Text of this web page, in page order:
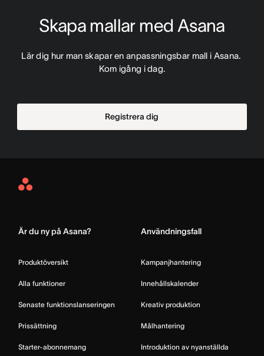
Skapa mallar med Asana
Lär dig hur man skapar en anpassningsbar mall i Asana.
Kom igång i dag.
Registrera dig
Asana
Är du ny på Asana?
Produktöversikt
Alla funktioner
Senaste funktionslanseringen
Prissättning
Starter-abonnemang
Användningsfall
Kampanjhantering
Innehållskalender
Kreativ produktion
Målhantering
Introduktion av nyanställda